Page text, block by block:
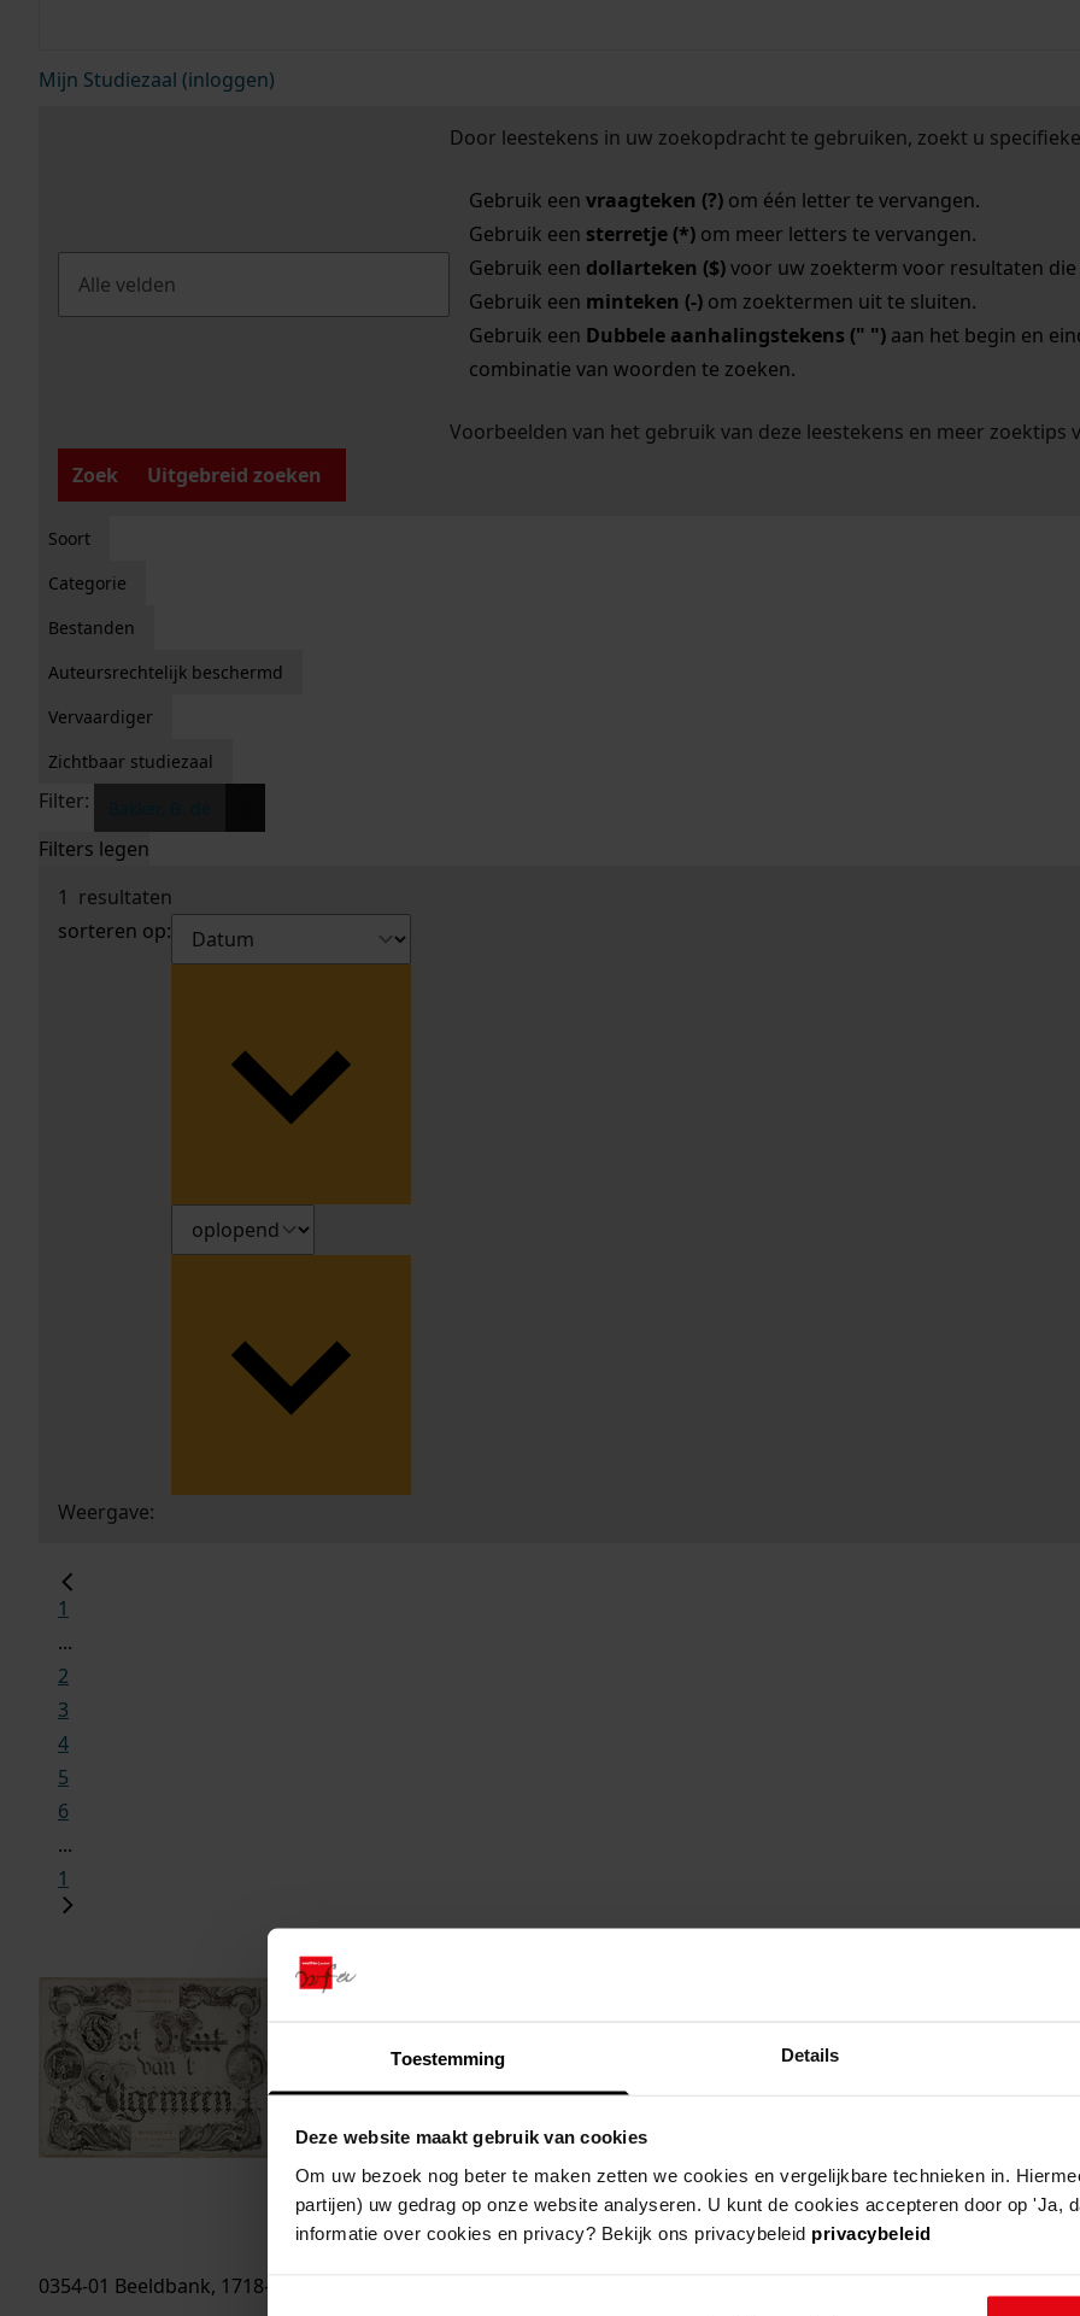
Toestemming Details
Deze website maakt gebruik van cookies
Om uw bezoek nog beter te maken zetten we cookies en vergelijkbare technieken in.
partijen) uw gedrag op onze website analyseren. U kunt de cookies accepteren door op 'Ja,
informatie over cookies en privacy? Bekijk ons privacybeleid privacybeleid
Mijn Studiezaal (inloggen)
Door leestekens in uw zoekopdracht te gebruiken, zoekt u
Gebruik een vraagteken (?)om één letter te vervangen.
Gebruik een sterretje (*)om meer letters te vervangen.
Gebruik een dollarteken ($)voor uw zoekterm voor resultaten die
Gebruik een minteken (-)om zoektermen uit te sluiten.
Gebruik een Dubbele aanhalingstekens (" ")aan het begin en
combinatie van woorden te zoeken.
Voorbeelden van het gebruik van deze leestekens en meer zoektips
Zoek
Uitgebreid zoeken
Soort
Categorie
Bestanden
Auteursrechtelijk beschermd
Vervaardiger
Zichtbaar studiezaal
Filter:
Filters legen
1 resultaten
sorteren op:
Weergave:
1
...
2
3
4
5
6
...
1
0354-01 Beeldbank, 1718-1723